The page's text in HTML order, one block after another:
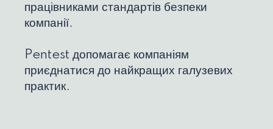
працівниками стандартів безпеки
компанії.
Pentest допомагає компаніям
приєднатися до найкращих галузевих
практик.